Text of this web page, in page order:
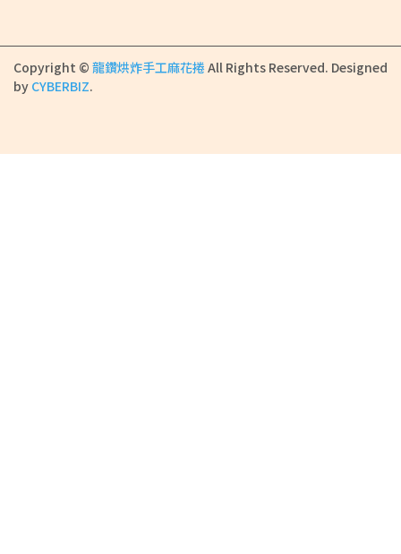
Copyright © 龍鑽烘炸手工麻花捲All Rights Reserved. Designed
by CYBERBIZ.